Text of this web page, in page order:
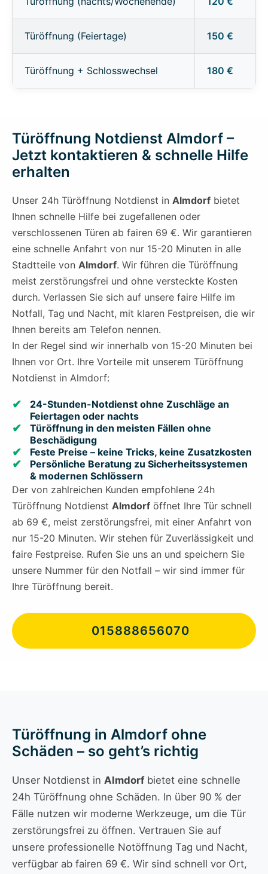
Türöffnung (Feiertage) 150 €
Türöffnung + Schlosswechsel 180 €
Türöffnung Notdienst Almdorf –
Jetzt kontaktieren & schnelle Hilfe
erhalten
Unser 24h Türöffnung Notdienst in Almdorf bietet
Ihnen schnelle Hilfe bei zugefallenen oder
verschlossenen Türen ab fairen 69 €. Wir garantieren
eine schnelle Anfahrt von nur 15-20 Minuten in alle
Stadtteile von Almdorf. Wir führen die Türöffnung
meist zerstörungsfrei und ohne versteckte Kosten
durch. Verlassen Sie sich auf unsere faire Hilfe im
Notfall, Tag und Nacht, mit klaren Festpreisen, die wir
Ihnen bereits am Telefon nennen.
In der Regel sind wir innerhalb von 15-20 Minuten bei
Ihnen vor Ort. Ihre Vorteile mit unserem Türöffnung
Notdienst in Almdorf:
24-Stunden-Notdienst ohne Zuschläge an
Feiertagen oder nachts
Türöffnung in den meisten Fällen ohne
Beschädigung
Feste Preise – keine Tricks, keine Zusatzkosten
Persönliche Beratung zu Sicherheitssystemen
& modernen Schlössern
Der von zahlreichen Kunden empfohlene 24h
Türöffnung Notdienst Almdorf öffnet Ihre Tür schnell
ab 69 €, meist zerstörungsfrei, mit einer Anfahrt von
nur 15-20 Minuten. Wir stehen für Zuverlässigkeit und
faire Festpreise. Rufen Sie uns an und speichern Sie
unsere Nummer für den Notfall – wir sind immer für
Ihre Türöffnung bereit.
015888656070
Türöffnung in Almdorf ohne
Schäden – so geht’s richtig
Unser Notdienst in Almdorfbietet eine schnelle
24h Türöffnung ohne Schäden. In über 90 % der
Fälle nutzen wir moderne Werkzeuge, um die Tür
zerstörungsfrei zu öffnen. Vertrauen Sie auf
unsere professionelle Notöffnung Tag und Nacht,
verfügbar ab fairen 69 €. Wir sind schnell vor Ort,